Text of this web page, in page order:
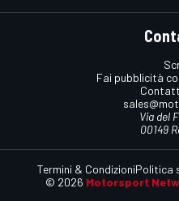
Fai pubblicità
Via del
00149
© 2026 Motorsport
Termini & CondizioniPolitica